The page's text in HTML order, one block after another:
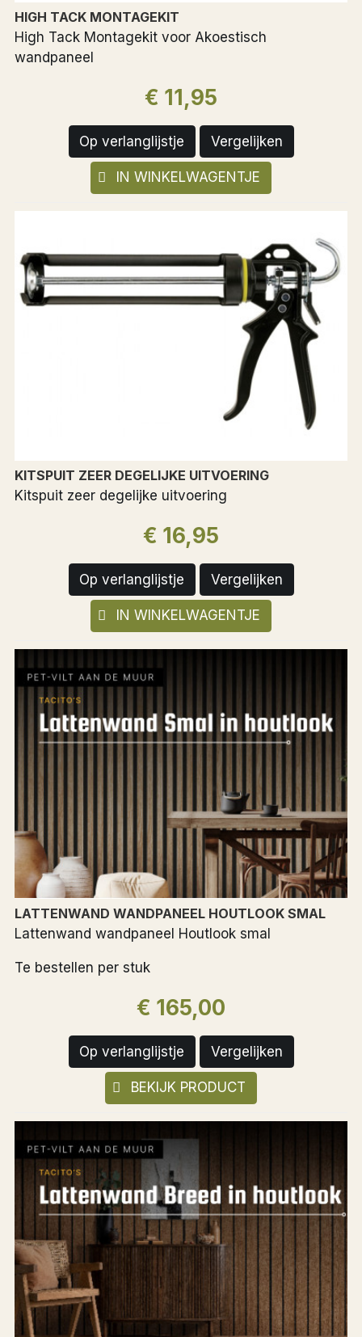
HIGH TACK MONTAGEKIT
High Tack Montagekit voor Akoestisch
wandpaneel
€ 11,95
Op verlanglijstje Vergelijken
IN WINKELWAGENTJE
KITSPUIT ZEER DEGELIJKE UITVOERING
Kitspuit zeer degelijke uitvoering
€ 16,95
Op verlanglijstje Vergelijken
IN WINKELWAGENTJE
LATTENWAND WANDPANEEL HOUTLOOK SMAL
Lattenwand wandpaneel Houtlook smal
Te bestellen per stuk
€ 165,00
Op verlanglijstje Vergelijken
BEKIJK PRODUCT